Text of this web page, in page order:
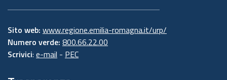
Sito web: www.regione.emilia-romagna.it/urp/
Numero verde: 800.66.22.00
Scrivici: e-mail - PEC